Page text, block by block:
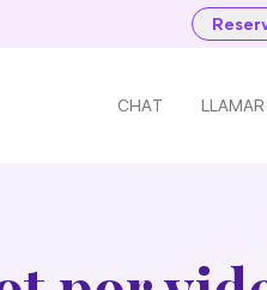
CHAT LLAMAR